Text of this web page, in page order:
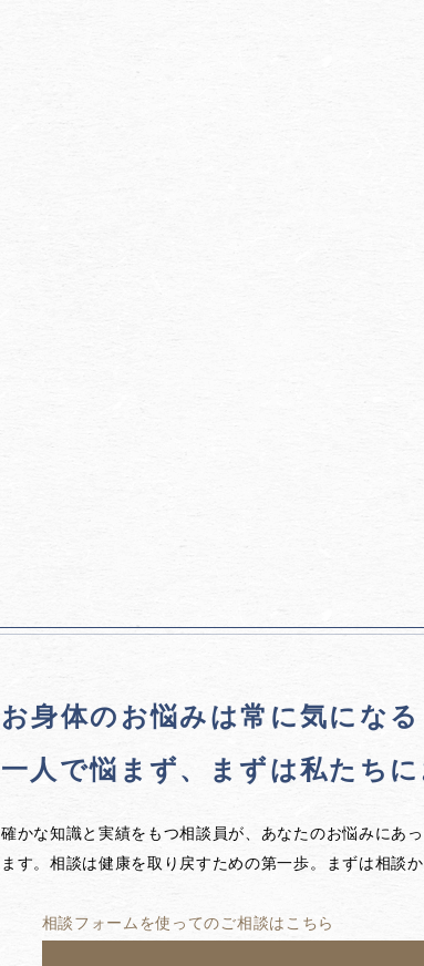
お身体のお悩みは常に気になる
一人で悩まず、
まずは私たちに
確かな知識と実績をもつ相談員が、あなたのお悩みにあ
ます。相談は健康を取り戻すための第一歩。まずは相談
相談フォームを使ってのご相談はこちら